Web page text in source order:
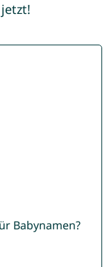
Babynamen?